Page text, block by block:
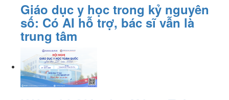
Giáo dục y học trong kỷ nguyên
số: Có AI hỗ trợ, bác sĩ vẫn là
trung tâm